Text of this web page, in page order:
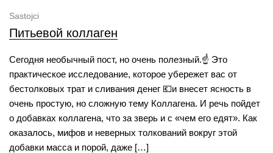
Sastojci
Питьевой коллаген
Сегодня необычный пост, но очень полезный.☝️ Это
практическое исследование, которое убережет вас от
бестолковых трат и сливания денег 💶и внесет ясность в
очень простую, но сложную тему Коллагена. И речь пойдет
о добавках коллагена, что за зверь и с «чем его едят». Как
оказалось, мифов и неверных толкований вокруг этой
добавки масса и порой, даже […]